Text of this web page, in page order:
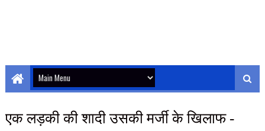
एक लड़की की शादी उसकी मर्जी के खिलाफ -